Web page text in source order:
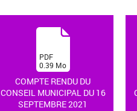
COMPTE RENDU DU
CONSEIL MUNICIPAL DU 16
SEPTEMBRE 2021
(PDF
0.39 Mo
)